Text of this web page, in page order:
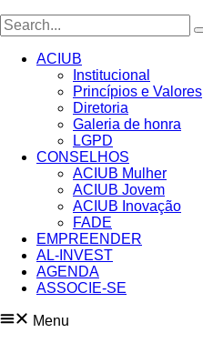
ACIUB
Institucional
Princípios e Valores​
Diretoria
Galeria de honra
LGPD
CONSELHOS
ACIUB Mulher
ACIUB Jovem
ACIUB Inovação
FADE
EMPREENDER
AL-INVEST
AGENDA
ASSOCIE-SE
Menu